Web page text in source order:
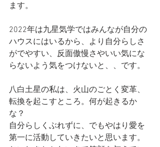
ます。
2022年は九星気学ではみんなが自分の
ハウスにはいるから、より自分らしさ
がでやすい、反面傲慢さやいい気にな
らないよう気をつけないと、、です。
八白土星の私は、火山のごとく変革、
転換を起こすところ。何が起きるか
な？
自分らしくぶれずに、でもやはり愛を
第一に活動していきたいと思います。